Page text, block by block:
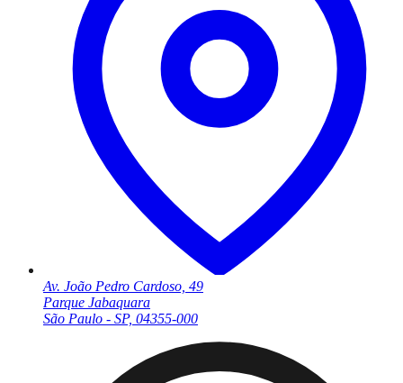
Av. João Pedro Cardoso, 49
Parque Jabaquara
São Paulo - SP, 04355-000